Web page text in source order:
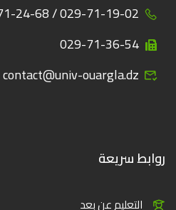
029-71-19-02 / 029-71-24-68
029-71-36-54
contact@univ-ouargla.dz
روابط سريعة
التعليم عن بعد